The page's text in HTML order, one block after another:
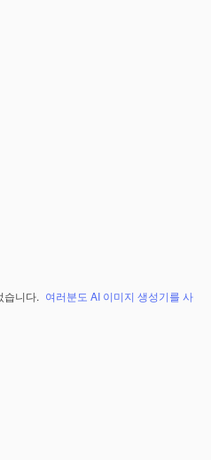
습니다. 여러분도 AI 이미지 생성기를 사